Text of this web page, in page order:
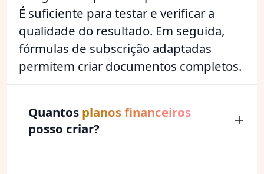
É suficiente para testar e verificar a
qualidade do resultado. Em seguida,
fórmulas de subscrição adaptadas
permitem criar documentos completos.
Quantos planos financeiros
posso criar?